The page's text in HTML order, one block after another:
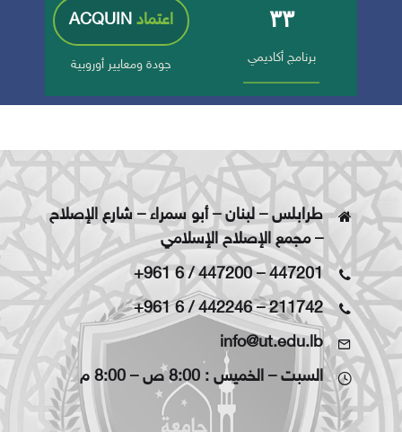
٣٣
برنامج أكاديمي
اعتمادACQUIN
جودة ومعايير أوروبية
طرابلس – لبنان – أبو سمراء – شارع الإصلاح
– مجمع الإصلاح الإسلامي
+961 6 / 447200–447201
+961 6 / 442246–211742
info@ut.edu.lb
السبت – الخميس : 8:00 ص – 8:00 م